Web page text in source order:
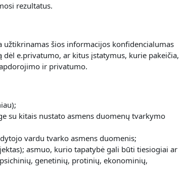
rezultatus.
šios informacijos konfidencialumas
e.privatumo, ar kitus įstatymus, kurie pakeičia,
ir privatumo.
su kitais nustato asmens duomenų tvarkymo
vardu tvarko asmens duomenis;
asmuo, kurio tapatybė gali būti tiesiogiai ar
genetinių, protinių, ekonominių,